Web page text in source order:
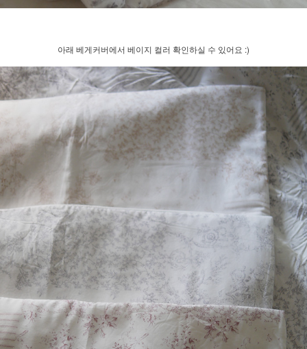
아래 베게커버에서 베이지 컬러 확인하실 수 있어요 :)